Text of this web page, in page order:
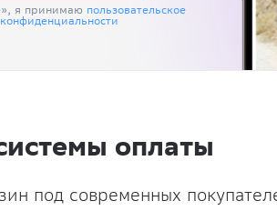
я принимаю пользовательское
оплаты
под современных